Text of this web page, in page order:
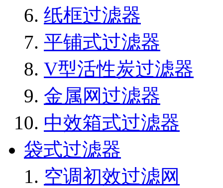
纸框过滤器
平铺式过滤器
V型活性炭过滤器
金属网过滤器
中效箱式过滤器
袋式过滤器
空调初效过滤网